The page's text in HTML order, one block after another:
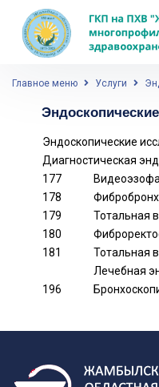
Главное меню Услуги
Эндоскопические
Диагностическая
177
178
179
Тотальная
180
181
Тотальная
Лечебная
196